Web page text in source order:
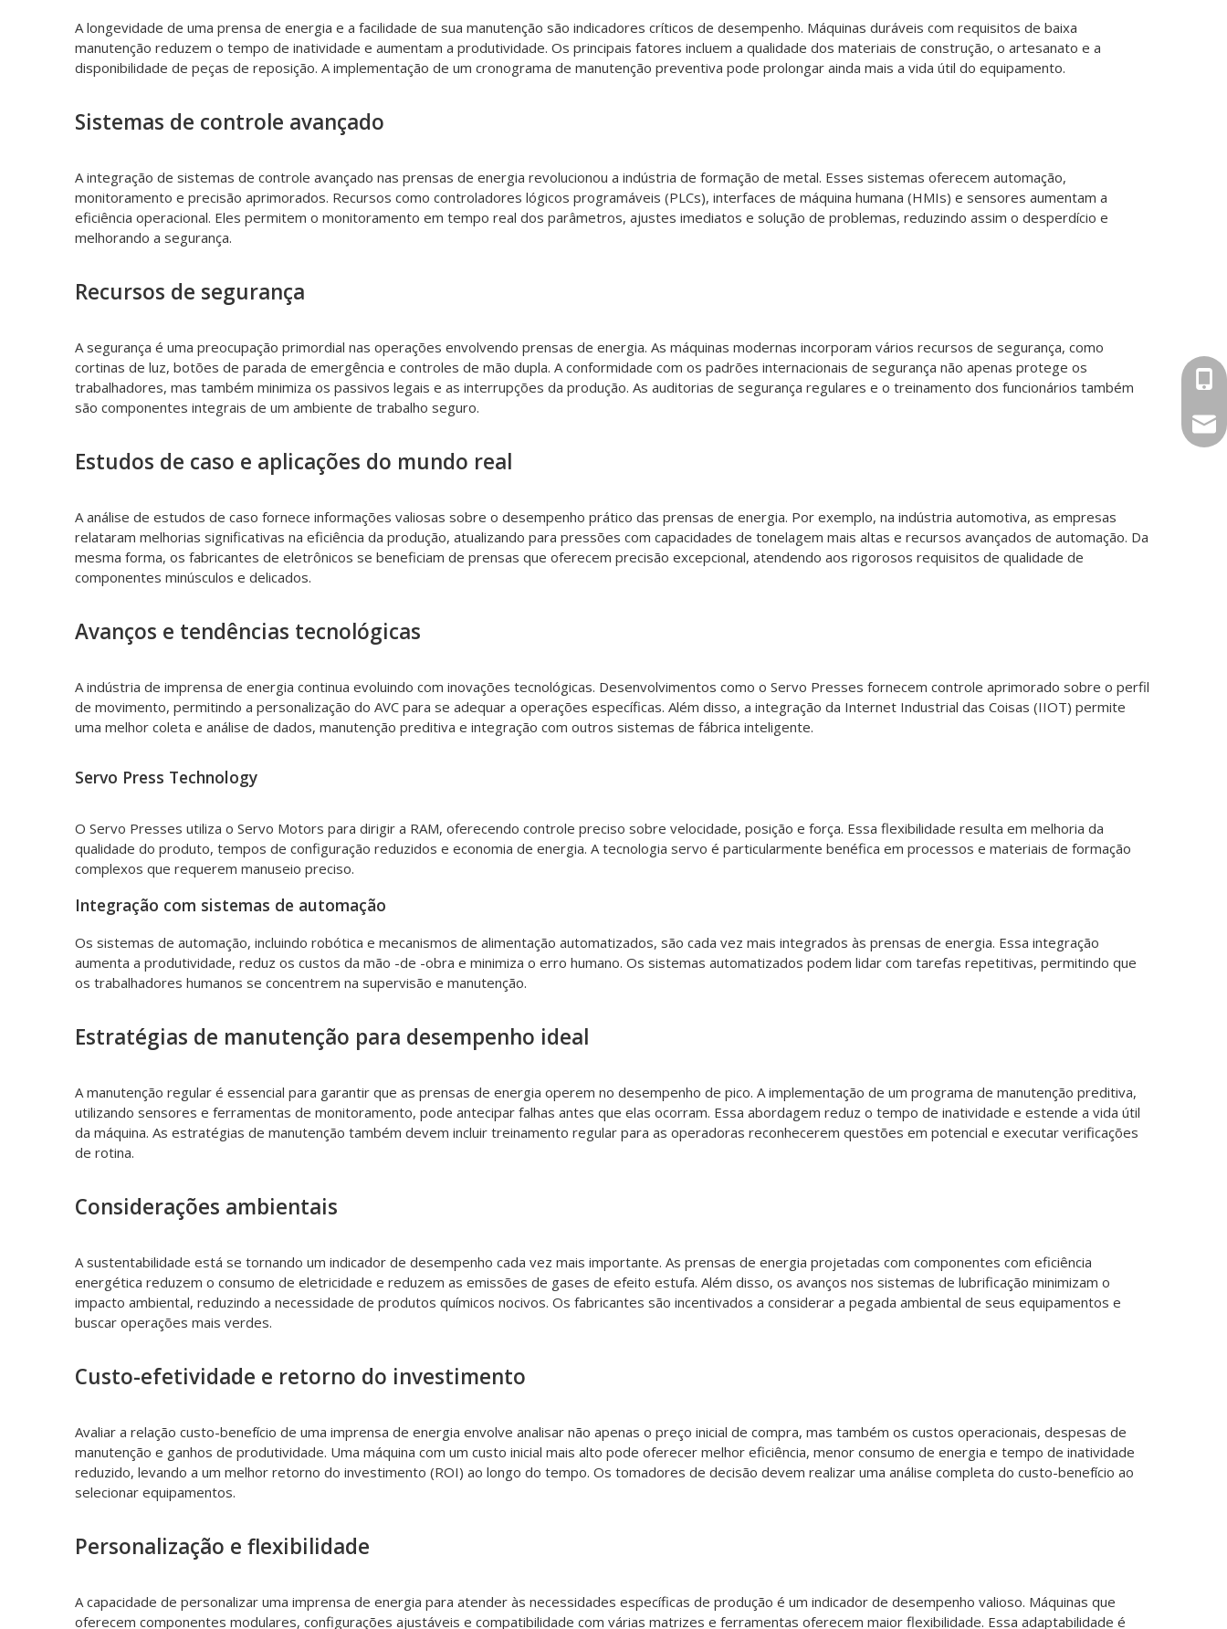
A longevidade de uma prensa de energia e a facilidade de sua manutenção são indicadores críticos de desempenho. Máquinas duráveis ​​com requisitos de baixa
manutenção reduzem o tempo de inatividade e aumentam a produtividade. Os principais fatores incluem a qualidade dos materiais de construção, o artesanato e a
disponibilidade de peças de reposição. A implementação de um cronograma de manutenção preventiva pode prolongar ainda mais a vida útil do equipamento.
Sistemas de controle avançado
A integração de sistemas de controle avançado nas prensas de energia revolucionou a indústria de formação de metal. Esses sistemas oferecem automação,
monitoramento e precisão aprimorados. Recursos como controladores lógicos programáveis ​​(PLCs), interfaces de máquina humana (HMIs) e sensores aumentam a
eficiência operacional. Eles permitem o monitoramento em tempo real dos parâmetros, ajustes imediatos e solução de problemas, reduzindo assim o desperdício e
melhorando a segurança.
Recursos de segurança
A segurança é uma preocupação primordial nas operações envolvendo prensas de energia. As máquinas modernas incorporam vários recursos de segurança, como
cortinas de luz, botões de parada de emergência e controles de mão dupla. A conformidade com os padrões internacionais de segurança não apenas protege os
trabalhadores, mas também minimiza os passivos legais e as interrupções da produção. As auditorias de segurança regulares e o treinamento dos funcionários também
são componentes integrais de um ambiente de trabalho seguro.
Estudos de caso e aplicações do mundo real
A análise de estudos de caso fornece informações valiosas sobre o desempenho prático das prensas de energia. Por exemplo, na indústria automotiva, as empresas
relataram melhorias significativas na eficiência da produção, atualizando para pressões com capacidades de tonelagem mais altas e recursos avançados de automação. Da
mesma forma, os fabricantes de eletrônicos se beneficiam de prensas que oferecem precisão excepcional, atendendo aos rigorosos requisitos de qualidade de
componentes minúsculos e delicados.
Avanços e tendências tecnológicas
A indústria de imprensa de energia continua evoluindo com inovações tecnológicas. Desenvolvimentos como o Servo Presses fornecem controle aprimorado sobre o perfil
de movimento, permitindo a personalização do AVC para se adequar a operações específicas. Além disso, a integração da Internet Industrial das Coisas (IIOT) permite
uma melhor coleta e análise de dados, manutenção preditiva e integração com outros sistemas de fábrica inteligente.
Servo Press Technology
O Servo Presses utiliza o Servo Motors para dirigir a RAM, oferecendo controle preciso sobre velocidade, posição e força. Essa flexibilidade resulta em melhoria da
qualidade do produto, tempos de configuração reduzidos e economia de energia. A tecnologia servo é particularmente benéfica em processos e materiais de formação
complexos que requerem manuseio preciso.
Integração com sistemas de automação
Os sistemas de automação, incluindo robótica e mecanismos de alimentação automatizados, são cada vez mais integrados às prensas de energia. Essa integração
aumenta a produtividade, reduz os custos da mão -de -obra e minimiza o erro humano. Os sistemas automatizados podem lidar com tarefas repetitivas, permitindo que
os trabalhadores humanos se concentrem na supervisão e manutenção.
Estratégias de manutenção para desempenho ideal
A manutenção regular é essencial para garantir que as prensas de energia operem no desempenho de pico. A implementação de um programa de manutenção preditiva,
utilizando sensores e ferramentas de monitoramento, pode antecipar falhas antes que elas ocorram. Essa abordagem reduz o tempo de inatividade e estende a vida útil
da máquina. As estratégias de manutenção também devem incluir treinamento regular para as operadoras reconhecerem questões em potencial e executar verificações
de rotina.
Considerações ambientais
A sustentabilidade está se tornando um indicador de desempenho cada vez mais importante. As prensas de energia projetadas com componentes com eficiência
energética reduzem o consumo de eletricidade e reduzem as emissões de gases de efeito estufa. Além disso, os avanços nos sistemas de lubrificação minimizam o
impacto ambiental, reduzindo a necessidade de produtos químicos nocivos. Os fabricantes são incentivados a considerar a pegada ambiental de seus equipamentos e
buscar operações mais verdes.
Custo-efetividade e retorno do investimento
Avaliar a relação custo-benefício de uma imprensa de energia envolve analisar não apenas o preço inicial de compra, mas também os custos operacionais, despesas de
manutenção e ganhos de produtividade. Uma máquina com um custo inicial mais alto pode oferecer melhor eficiência, menor consumo de energia e tempo de inatividade
reduzido, levando a um melhor retorno do investimento (ROI) ao longo do tempo. Os tomadores de decisão devem realizar uma análise completa do custo-benefício ao
selecionar equipamentos.
Personalização e flexibilidade
A capacidade de personalizar uma imprensa de energia para atender às necessidades específicas de produção é um indicador de desempenho valioso. Máquinas que
oferecem componentes modulares, configurações ajustáveis ​​e compatibilidade com várias matrizes e ferramentas oferecem maior flexibilidade. Essa adaptabilidade é